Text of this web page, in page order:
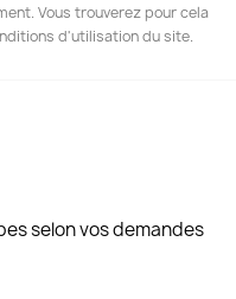
Vous trouverez pour cela
d'utilisation du site.
selon vos demandes